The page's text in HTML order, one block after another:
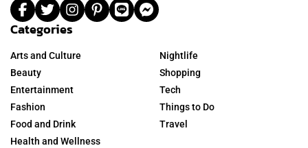
Categories
Arts and Culture
Beauty
Entertainment
Fashion
Food and Drink
Health and Wellness
Nightlife
Shopping
Tech
Things to Do
Travel